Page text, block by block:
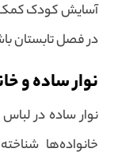
آسایش کودک کمک
در فصل تابستان
نوار ساده و
نوار ساده در
خانواده‌ها